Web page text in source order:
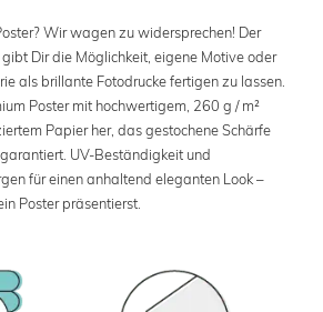
Wir wagen zu widersprechen! Der
gibt Dir die Möglichkeit, eigene Motive oder
als brillante Fotodrucke fertigen zu lassen.
Poster mit hochwertigem, 260 g / m²
Papier her, das gestochene Schärfe
UV-Beständigkeit und
für einen anhaltend eleganten Look –
Poster präsentierst.